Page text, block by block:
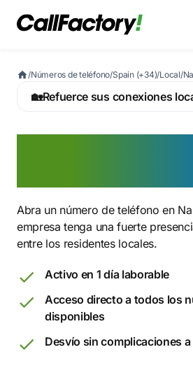
/Números de teléfono/Spain (+34)/Local/
🏡Refuerce sus conexiones
Abra un número de teléfono en
empresa tenga una fuerte
entre los residentes locales.
Activo en 1 día laborable
Acceso directo a todos los
disponibles
Desvío sin complicaciones